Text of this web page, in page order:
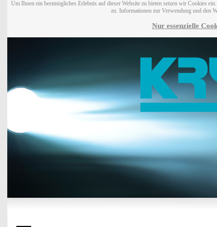
Um Ihnen ein bestmögliches Erlebnis auf dieser Website zu bieten setzen wir Cookies
zu. Informationen zur Verwendung und den
Nur essenzielle